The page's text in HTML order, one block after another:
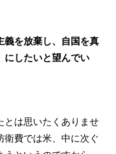
義を放棄し、自国を真
にしたいと望んでい
とは思いたくありませ
衛費では米、中に次ぐ